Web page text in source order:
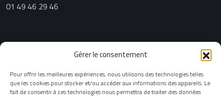
Gérer le consentement
Pour offrir les meilleures expériences, nous utilisons des technologies telles
que les cookies pour stocker et/ou accéder aux informations des appareils. Le
fait de consentir à ces technologies nous permettra de traiter des données
01 49 46 29 46
Agence Grand Sud
13002 Marseille